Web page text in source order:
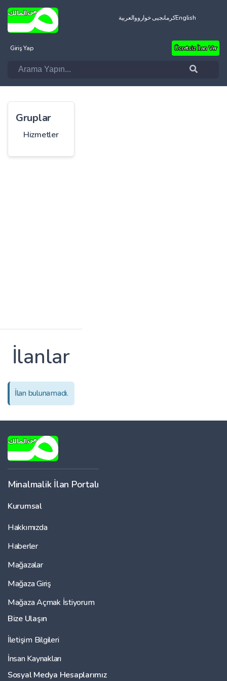
العربيةکرمانجیی خوارووEnglish
Giriş Yap Ücretsiz İlan Ver
Gruplar
Hizmetler
İlanlar
İlan bulunamadı.
Minalmalik İlan Portalı
Kurumsal
Hakkımızda
Haberler
Mağazalar
Mağaza Giriş
Mağaza Açmak İstiyorum
Bize Ulaşın
İletişim Bilgileri
İnsan Kaynakları
Sosyal Medya Hesaplarımız